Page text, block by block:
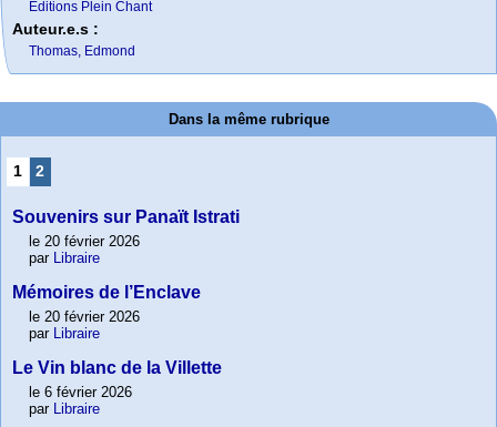
Éditions Plein Chant
Auteur.e.s :
Thomas, Edmond
Dans la même rubrique
1 2
Souvenirs sur Panaït Istrati
le 20 février 2026
par Libraire
Mémoires de l’Enclave
le 20 février 2026
par Libraire
Le Vin blanc de la Villette
le 6 février 2026
par Libraire